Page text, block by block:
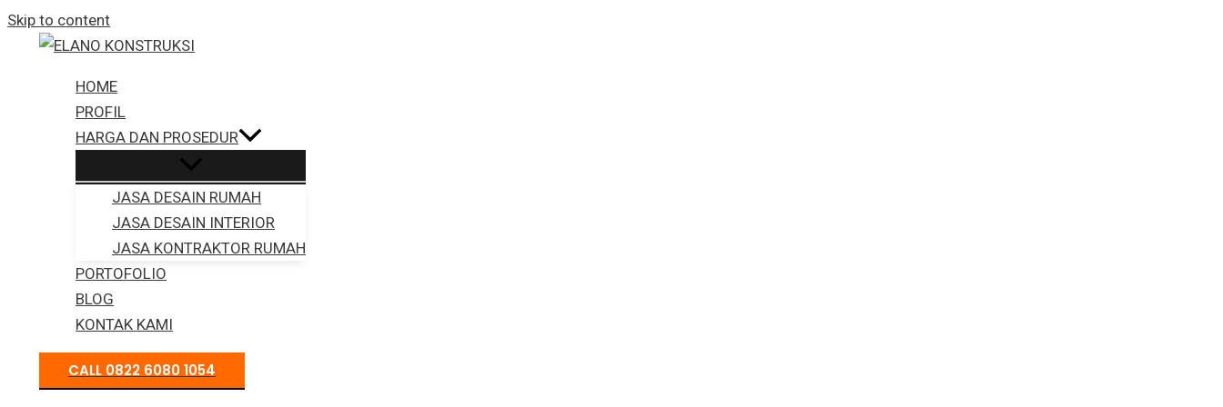
Skip to content
HOME
PROFIL
HARGA DAN PROSEDUR
JASA DESAIN RUMAH
JASA DESAIN INTERIOR
JASA KONTRAKTOR RUMAH
PORTOFOLIO
BLOG
KONTAK KAMI
CALL 0822 6080 1054